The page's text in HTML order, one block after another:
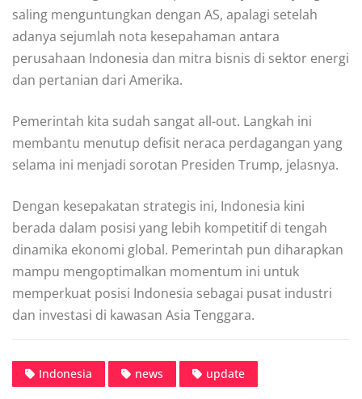
saling menguntungkan dengan AS, apalagi setelah
adanya sejumlah nota kesepahaman antara
perusahaan Indonesia dan mitra bisnis di sektor energi
dan pertanian dari Amerika.
Pemerintah kita sudah sangat all-out. Langkah ini
membantu menutup defisit neraca perdagangan yang
selama ini menjadi sorotan Presiden Trump, jelasnya.
Dengan kesepakatan strategis ini, Indonesia kini
berada dalam posisi yang lebih kompetitif di tengah
dinamika ekonomi global. Pemerintah pun diharapkan
mampu mengoptimalkan momentum ini untuk
memperkuat posisi Indonesia sebagai pusat industri
dan investasi di kawasan Asia Tenggara.
Indonesia news update